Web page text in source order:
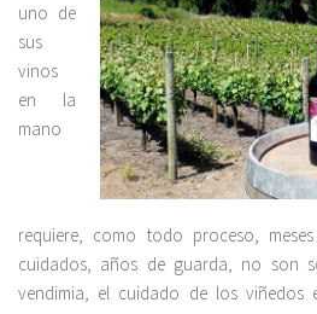
uno de
sus
vinos
en la
mano
requiere, como todo proceso,
cuidados, años de guarda, no son
vendimia, el cuidado de los